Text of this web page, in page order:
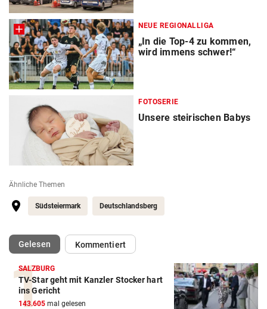
NEUE REGIONALLIGA
„In die Top-4 zu kommen,
wird immens schwer!“
FOTOSERIE
Unsere steirischen Babys
Ähnliche Themen
Südsteiermark Deutschlandsberg
Gelesen(ausgewählt)Kommentiert
SALZBURG
TV-Star geht mit Kanzler Stocker hart
ins Gericht
143.605 mal gelesen